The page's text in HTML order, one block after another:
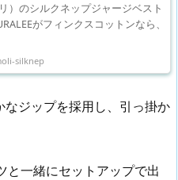
）のシルクネップジャージベスト
がフィンクスコットンなら、
silknep
なジップを採用し、引っ掛か
と一緒にセットアップで出